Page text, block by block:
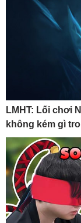
LMHT: Lối chơi
không kém gì